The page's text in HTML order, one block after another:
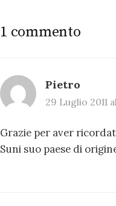
1 commento
Pietro
29 Luglio 2011
Grazie per aver
Suni suo paese di